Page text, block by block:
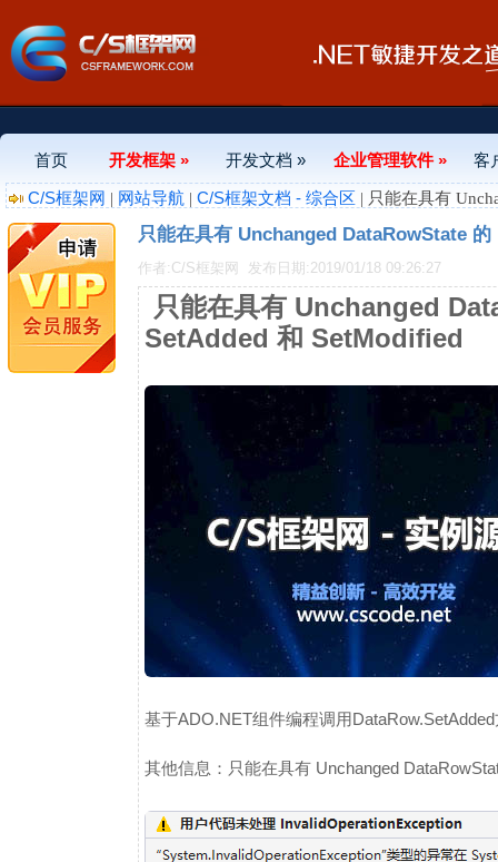
首页 开发框架 » 开发文档 » 企业管理软件 »
客
C/S框架网 | 网站导航 | C/S框架文档 - 综合区 | 只能在具有
只能在具有 Unchanged DataRowState
作者:C/S框架网 发布日期:2019/01/18 09:26:27
只能在具有 Unchanged
SetAdded 和 SetModified
基于ADO.NET组件编程调用
其他信息：只能在具有 Unchanged